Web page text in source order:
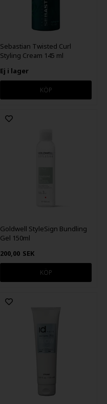
Sebastian Twisted Curl
Styling Cream 145 ml
Ej i lager
Goldwell StyleSign Bundling
Gel 150ml
200,00 SEK